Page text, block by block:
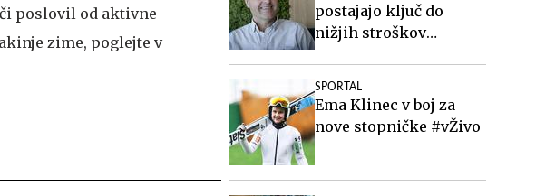
poslovil od aktivne
zime, poglejte v
postajajo ključ do
nižjih stroškov
SPORTAL
Ema Klinec v boj za
nove stopničke #vŽivo